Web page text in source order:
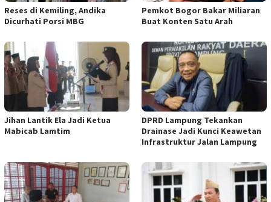
Reses di Kemiling, Andika
Dicurhati Porsi MBG
Pemkot Bogor Bakar Miliaran
Buat Konten Satu Arah
Jihan Lantik Ela Jadi Ketua
Mabicab Lamtim
DPRD Lampung Tekankan
Drainase Jadi Kunci Keawetan
Infrastruktur Jalan Lampung